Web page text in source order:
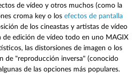
de vídeo y otros muchos (como la
croma key o los efectos de pantalla
de los cineastas y artistas de vídeo
de edición de vídeo todo en uno MAGIX
las distorsiones de imagen o los
de "reproducción inversa" (conocido
de las opciones más populares.